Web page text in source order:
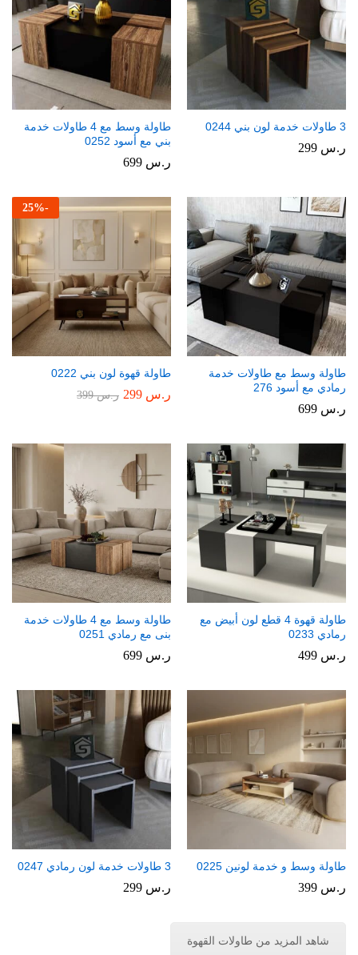
3 طاولات خدمة لون بني 0244
ر.س
طاولة وسط مع 4 طاولات خدمة
بني مع أسود 0252
ر.س
طاولة وسط مع طاولات خدمة
رمادي مع أسود 276
ر.س
-
25%
طاولة قهوة لون بني 0222
ر.س ر.س399
طاولة قهوة 4 قطع لون أبيض مع
رمادي 0233
ر.س
طاولة وسط مع 4 طاولات خدمة
بنى مع رمادي 0251
ر.س
طاولة وسط و خدمة لونين 0225
ر.س
3 طاولات خدمة لون رمادي 0247
ر.س
شاهد المزيد من طاولات القهوة